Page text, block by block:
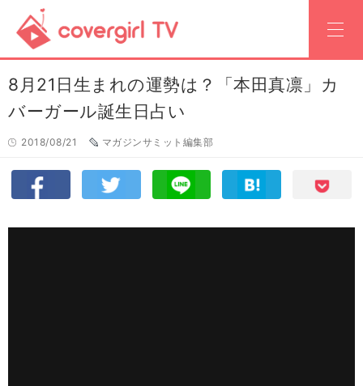
8月21日生まれの運勢は？「本田真凛」カ
バーガール誕生日占い
2018/08/21 マガジンサミット編集部